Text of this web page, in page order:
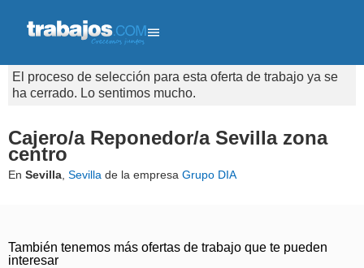
El proceso de selección para esta oferta de trabajo ya se
ha cerrado. Lo sentimos mucho.
Cajero/a Reponedor/a Sevilla zona
centro
En Sevilla Sevilla de la empresa Grupo DIA
También tenemos más ofertas de trabajo que te pueden
interesar